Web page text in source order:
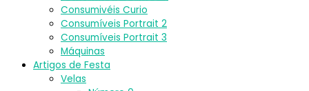
Consumivéis Curio
Consumíveis Portrait 2
Consumíveis Portrait 3
Máquinas
Artigos de Festa
Velas